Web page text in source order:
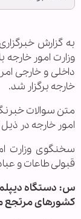
به گزارش
وزارت امور خارجه
خارجه برگزار شد.
متن سوالات
امور خارجه در
سخنگوی وزارت
قبولی طاعات و
س: دستگاه
کشورهای مرتجع